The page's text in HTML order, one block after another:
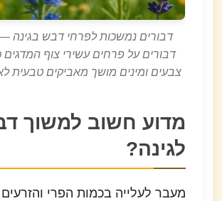
דבורים נמשכות לפרחי דבש בגינה
דבורים על פרחים עשירי צוף המדגים
צבעים ומינים מושך מאביקים טבעית
מדוע חשוב למשוך
לגינה?
מעבר לעלייה בכמות הפרי והזרעים